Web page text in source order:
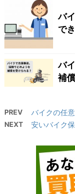
バ
で
バ
補
PREV バイクの任
NEXT 安いバイク